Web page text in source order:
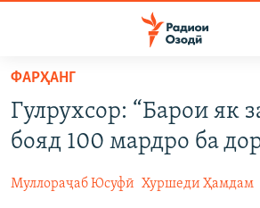
Ҷаҳиш
мояи
аслӣ
ба
СИЁСАТ
ҶОМЕА
ГАПИ ОЗОД
РӮЗГОРИ МУҲОҶИР
САЛОМ, ХОҲАР
ФАРҲАНГ
Гулрухсор: “Барои як
бояд 100 мардро ба
Муллораҷаб Юсуфӣ Хуршеди Ҳамдам